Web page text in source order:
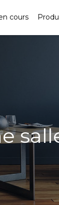
cours